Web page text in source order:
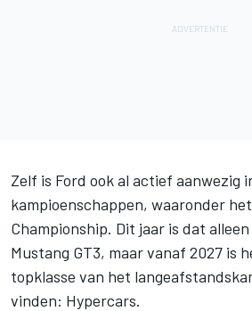
Zelf is Ford ook al actief aanwezig
kampioenschappen, waaronder
Championship. Dit jaar is dat
Mustang GT3, maar vanaf 2027 is
topklasse van het
vinden: Hypercars.